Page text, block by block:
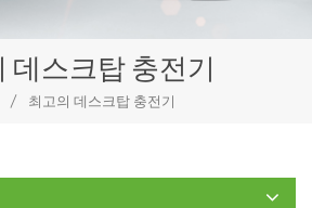
데스크탑 충전기
/ 최고의 데스크탑 충전기